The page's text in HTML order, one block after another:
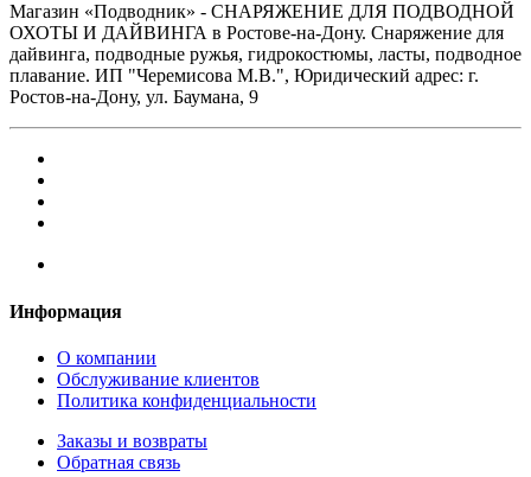
Магазин «Подводник» - СНАРЯЖЕНИЕ ДЛЯ ПОДВОДНОЙ
ОХОТЫ И ДАЙВИНГА в Ростове-на-Дону. Снаряжение для
дайвинга, подводные ружья, гидрокостюмы, ласты, подводное
плавание. ИП "Черемисова М.В.", Юридический адрес: г.
Ростов-на-Дону, ул. Баумана, 9
Информация
О компании
Обслуживание клиентов
Политика конфиденциальности
Заказы и возвраты
Обратная связь